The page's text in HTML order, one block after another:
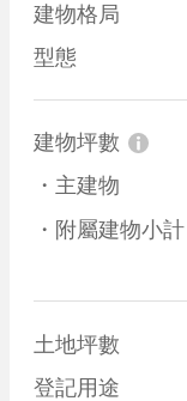
建物格局
型態
建物坪數
・主建物
・附屬建物小計
土地坪數
登記用途